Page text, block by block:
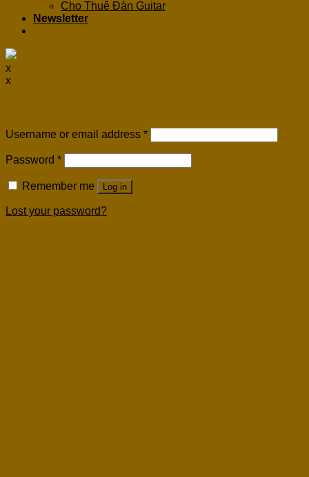
Cho Thuê Đàn Guitar
Newsletter
x
x
Username or email address *
Password *
Remember me Log in
Lost your password?